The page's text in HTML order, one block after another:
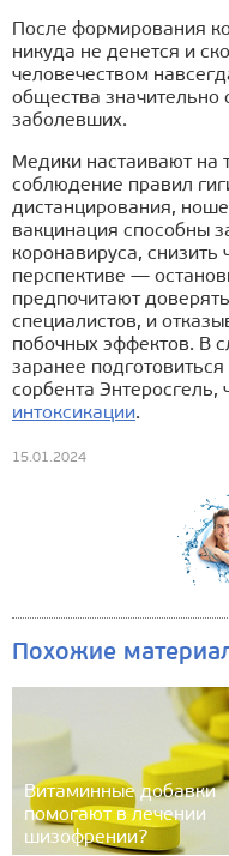
После формирования
никуда не денется и
человечеством
общества значительно
заболевших.
Медики настаивают на
соблюдение правил
дистанцирования,
вакцинация способны
коронавируса, снизить
перспективе —
предпочитают
специалистов, и
побочных эффектов. В
заранее
сорбента Энтеросгель,
интоксикации.
15.01.2024
Похожие
Витаминные добавки
помогают в лечении
шизофрении?